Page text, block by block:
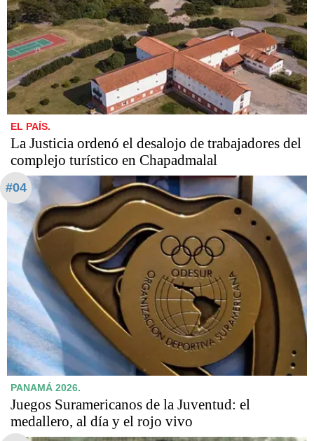
EL PAÍS.
La Justicia ordenó el desalojo de trabajadores del
complejo turístico en Chapadmalal
#04
PANAMÁ 2026.
Juegos Suramericanos de la Juventud: el
medallero, al día y el rojo vivo